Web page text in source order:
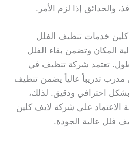
والحدائق إذا لزم الأمر.
خدمات تنظيف الفلل
المكان وتضمن بقاء الفلل
تعتمد شركة تنظيف في
تدريباً عالياً يضمن تنظيف
احترافي ودقيق. لذلك،
الاعتماد على شركة لايف كلين
فلل عالية الجودة.